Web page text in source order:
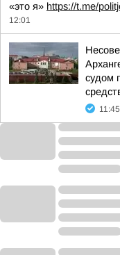
«это я» https://t.me/
12:01
судом
11:45